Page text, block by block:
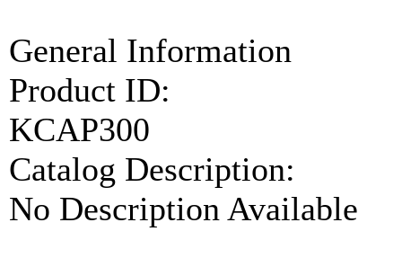
General Information
Product ID:
KCAP300
Catalog Description:
No Description Available